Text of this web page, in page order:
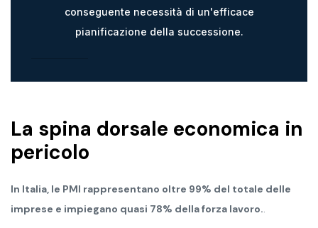
conseguente necessità di un'efficace
pianificazione della successione.
La spina dorsale economica in
pericolo
In Italia, le PMI rappresentano oltre 99% del totale delle
imprese e impiegano quasi 78% della forza lavoro..